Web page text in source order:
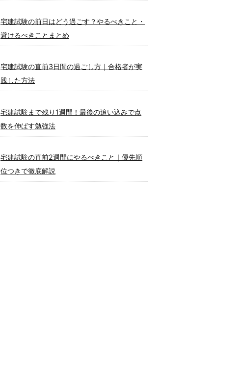
宅建試験の前日はどう過ごす？やるべきこと・
避けるべきことまとめ
宅建試験の直前3日間の過ごし方｜合格者が実
践した方法
宅建試験まで残り1週間！最後の追い込みで点
数を伸ばす勉強法
宅建試験の直前2週間にやるべきこと｜優先順
位つきで徹底解説